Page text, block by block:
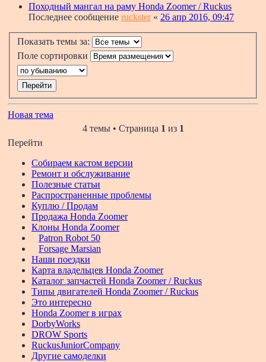
Походный мангал на раму Honda Zoomer / Ruckus
Последнее сообщение ruckster« 26 апр 2016, 09:47
Показать темы за:
Поле сортировки
Новая тема
4 темы • Страница 1 из 1
Перейти
Собираем кастом версии
Ремонт и обслуживание
Полезные статьи
Распространенные проблемы
Куплю / Продам
Продажа Honda Zoomer
Клоны Honda Zoomer
Patron Robot 50
Forsage Marsian
Наши поездки
Карта владельцев Honda Zoomer
Каталог запчастей Honda Zoomer / Ruckus
Типы двигателей Honda Zoomer / Ruckus
Это интересно
Honda Zoomer в играх
DorbyWorks
DROW Sports
RuckusJuniorCompany
Другие самоделки